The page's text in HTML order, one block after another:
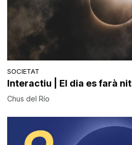
SOCIETAT
Interactiu | El dia es farà nit
Chus del Río